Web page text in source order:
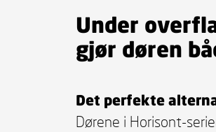
Under
gjør døren
Det perfekte
Dørene i Horisont-